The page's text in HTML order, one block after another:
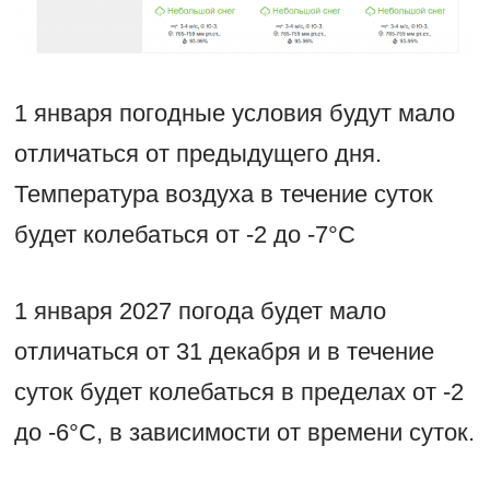
1 января погодные условия будут мало
отличаться от предыдущего дня.
Температура воздуха в течение суток
будет колебаться от -2 до -7°С
1 января 2027 погода будет мало
отличаться от 31 декабря и в течение
суток будет колебаться в пределах от -2
до -6°С, в зависимости от времени суток.